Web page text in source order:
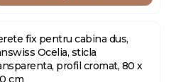
fix pentru cabina dus,
Ocelia, sticla
profil cromat, 80 x
cm